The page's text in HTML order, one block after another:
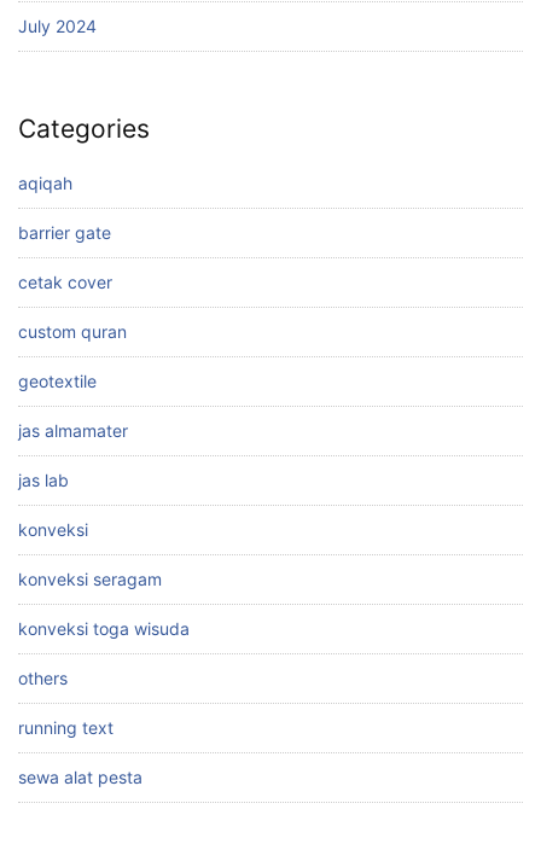
July 2024
Categories
aqiqah
barrier gate
cetak cover
custom quran
geotextile
jas almamater
jas lab
konveksi
konveksi seragam
konveksi toga wisuda
others
running text
sewa alat pesta